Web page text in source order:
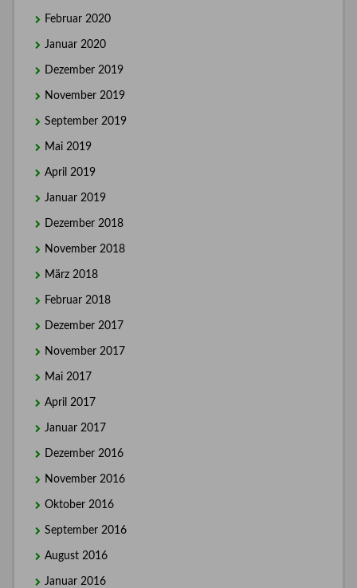
Februar 2020
Januar 2020
Dezember 2019
November 2019
September 2019
Mai 2019
April 2019
Januar 2019
Dezember 2018
November 2018
März 2018
Februar 2018
Dezember 2017
November 2017
Mai 2017
April 2017
Januar 2017
Dezember 2016
November 2016
Oktober 2016
September 2016
August 2016
Januar 2016